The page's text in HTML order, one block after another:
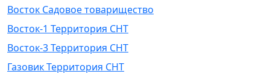
Восток Садовое товарищество
Восток-1 Территория СНТ
Восток-3 Территория СНТ
Газовик Территория СНТ